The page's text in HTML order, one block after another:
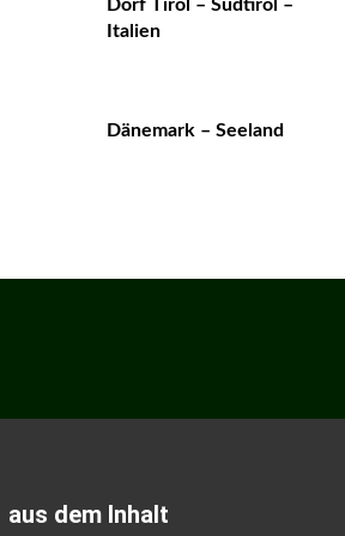
Dorf Tirol – Südtirol –
Italien
Dänemark – Seeland
aus dem Inhalt